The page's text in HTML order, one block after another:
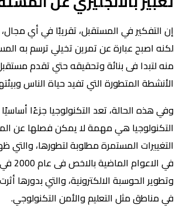
إن التفكير في المستقبل، تقريبًا في أي
لكنه اصبح عبارة عن تمرين تخيلي ترسم به
منه لتبدا فى بنائة وتحقيقه حتي تقدم
الأنشطة المتطورة التي تفيد حياة الناس
وفي هذه الحالة، تعد التكنولوجيا جزءًا
التكنولوجيا هي مهمة لا يمكن فصلها عن
التغييرات المستمرة مطلوبة لتطورها،
في
وتطوير الحوسبة الالكترونية، والتي بدورها
في مناطق مثل التعليم والأمن التكنولوجي.